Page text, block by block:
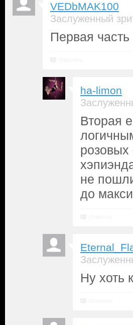
VEDbMAK100
Заслуженный
Первая
ha-limon
Вторая
розовых
не
до
Ну хоть